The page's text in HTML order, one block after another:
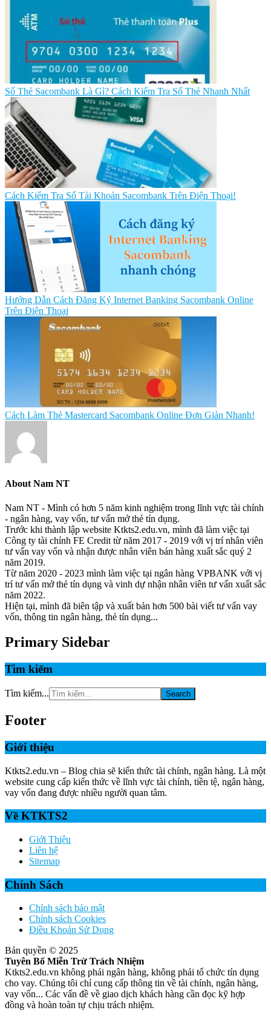
Số Thẻ Sacombank Là Gì? Cách Kiểm Tra Số Thẻ Nhanh Nhất
Cách Kiểm Tra Số Tài Khoản Sacombank Trên Điện Thoại!
Hướng Dẫn Cách Đăng Ký Internet Banking Sacombank Online
Trên Điện Thoại
Cách Làm Thẻ Mastercard Sacombank Online Đơn Giản Nhanh!
About Nam NT
Nam NT - Mình có hơn 5 năm kinh nghiệm trong lĩnh vực tài chính
- ngân hàng, vay vốn, tư vấn mở thẻ tín dụng.
Trước khi thành lập website Ktkts2.edu.vn, mình đã làm việc tại
Công ty tài chính FE Credit từ năm 2017 - 2019 với vị trí nhân viên
tư vấn vay vốn và nhận được nhân viên bán hàng xuất sắc quý 2
năm 2019.
Từ năm 2020 - 2023 mình làm việc tại ngân hàng VPBANK với vị
trí tư vấn mở thẻ tín dụng và vinh dự nhận nhân viên tư vấn xuất sắc
năm 2022.
Hiện tại, mình đã biên tập và xuất bản hơn 500 bài viết tư vấn vay
vốn, thông tin ngân hàng, thẻ tín dụng...
Primary Sidebar
Tìm kiếm
Tìm kiếm...
Footer
Giới thiệu
Ktkts2.edu.vn – Blog chia sẽ kiến thức tài chính, ngân hàng. Là một
website cung cấp kiến thức về lĩnh vực tài chính, tiền tệ, ngân hàng,
vay vốn đang được nhiều người quan tâm.
Về KTKTS2
Giới Thiệu
Liên hệ
Sitemap
Chính Sách
Chính sách bảo mật
Chính sách Cookies
Điều Khoản Sử Dụng
Bản quyền © 2025
Tuyên Bố Miễn Trừ Trách Nhiệm
Ktkts2.edu.vn không phải ngân hàng, không phải tổ chức tín dụng
cho vay. Chúng tôi chỉ cung cấp thông tin về tài chính, ngân hàng,
vay vốn... Các vấn đề về giao dịch khách hàng cần đọc kỹ hợp
đồng và hoàn toàn tự chịu trách nhiệm.